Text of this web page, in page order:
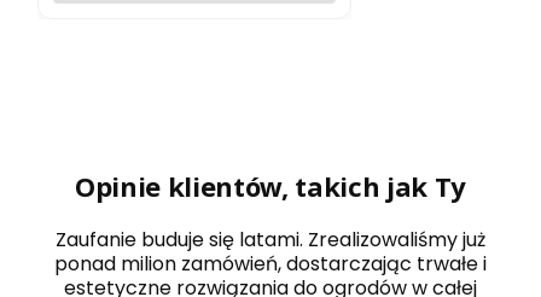
Opinie klientów, takich jak Ty
Zaufanie buduje się latami. Zrealizowaliśmy już
ponad milion zamówień, dostarczając trwałe i
estetyczne rozwiązania do ogrodów w całej